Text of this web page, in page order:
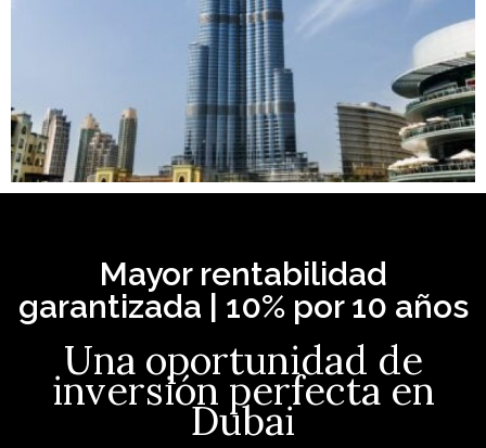
Mayor rentabilidad
garantizada | 10% por 10 años
Una oportunidad de
inversión perfecta en
Dubai